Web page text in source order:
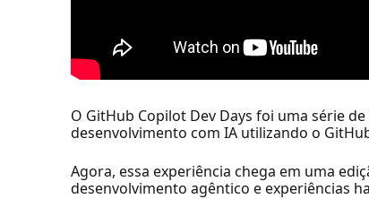
O GitHub Copilot Dev Days foi uma série
desenvolvimento com IA utilizando o
Agora, essa experiência chega em uma
desenvolvimento agêntico e experiências